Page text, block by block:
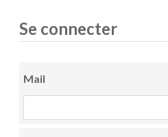
Se connecter
Mail